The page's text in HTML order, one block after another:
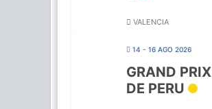
VALENCIA
14 - 16 AGO 2026
GRAND PRIX
DE PERU